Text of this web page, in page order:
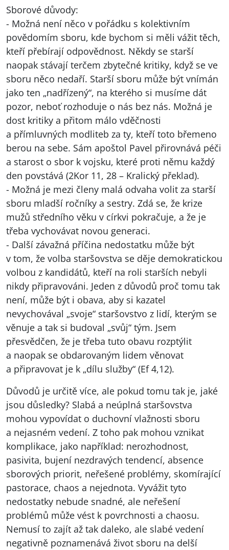
Sborové důvody:
- Možná není něco v pořádku s kolektivním
povědomím sboru, kde bychom si měli vážit těch,
kteří přebírají odpovědnost. Někdy se starší
naopak stávají terčem zbytečné kritiky, když se ve
sboru něco nedaří. Starší sboru může být vnímán
jako ten „nadřízený“, na kterého si musíme dát
pozor, neboť rozhoduje o nás bez nás. Možná je
dost kritiky a přitom málo vděčnosti
a přímluvných modliteb za ty, kteří toto břemeno
berou na sebe. Sám apoštol Pavel přirovnává péči
a starost o sbor k vojsku, které proti němu každý
den povstává (2Kor 11, 28 – Kralický překlad).
- Možná je mezi členy malá odvaha volit za starší
sboru mladší ročníky a sestry. Zdá se, že krize
mužů středního věku v církvi pokračuje, a že je
třeba vychovávat novou generaci.
- Další závažná příčina nedostatku může být
v tom, že volba staršovstva se děje demokratickou
volbou z kandidátů, kteří na roli starších nebyli
nikdy připravováni. Jeden z důvodů proč tomu tak
není, může být i obava, aby si kazatel
nevychovával „svoje“ staršovstvo z lidí, kterým se
věnuje a tak si budoval „svůj“ tým. Jsem
přesvědčen, že je třeba tuto obavu rozptýlit
a naopak se obdarovaným lidem věnovat
a připravovat je k „dílu služby“ (Ef 4,12).
Důvodů je určitě více, ale pokud tomu tak je, jaké
jsou důsledky? Slabá a neúplná staršovstva
mohou vypovídat o duchovní vlažnosti sboru
a nejasném vedení. Z toho pak mohou vznikat
komplikace, jako například: nerozhodnost,
pasivita, bujení nezdravých tendencí, absence
sborových priorit, neřešené problémy, skomírající
pastorace, chaos a nejednota. Vyvážit tyto
nedostatky nebude snadné, ale neřešení
problémů může vést k povrchnosti a chaosu.
Nemusí to zajít až tak daleko, ale slabé vedení
negativně poznamenává život sboru na delší